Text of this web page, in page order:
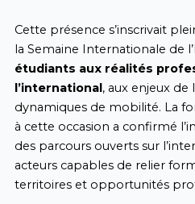
Cette présence s’inscrivait
la Semaine Internationale de
étudiants aux réalités
l’international , aux enjeux de
dynamiques de mobilité. La
à cette occasion a confirmé
des parcours ouverts sur
acteurs capables de relier
territoires et opportunités